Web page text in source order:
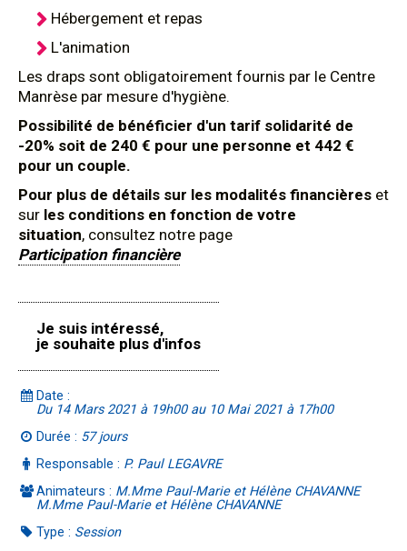
Hébergement et repas
L'animation
Les draps sont obligatoirement fournis par le Centre
Manrèse par mesure d'hygiène.
Possibilité de bénéficier d'un tarif solidarité de
-20% soit de 240 € pour une personne et 442 €
pour un couple.
Pour plus de détails sur les modalités financières et
sur les conditions en fonction de votre
situation, consultez notre page
Participation financière
Je suis intéressé,
je souhaite plus d'infos
Date :
Du 14 Mars 2021 à 19h00 au 10 Mai 2021 à 17h00
Durée : 57 jours
Responsable : P. Paul LEGAVRE
Animateurs : M.Mme Paul-Marie et Hélène CHAVANNE
M.Mme Paul-Marie et Hélène CHAVANNE
Type : Session